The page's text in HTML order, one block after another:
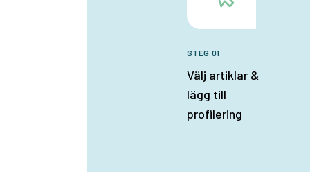
STEG 01
Välj artiklar &
lägg till
profilering